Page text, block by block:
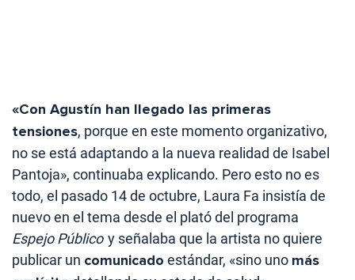
«Con Agustín han llegado las primeras
tensiones, porque en este momento organizativo,
no se está adaptando a la nueva realidad de Isabel
Pantoja», continuaba explicando. Pero esto no es
todo, el pasado 14 de octubre, Laura Fa insistía de
nuevo en el tema desde el plató del programa
Espejo Público y señalaba que la artista no quiere
publicar un comunicado estándar, «sino uno más